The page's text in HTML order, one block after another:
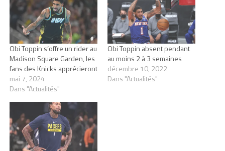
Obi Toppin s’offre un rider au
Madison Square Garden, les
fans des Knicks apprécieront
mai 7, 2024
Dans "Actualités"
Obi Toppin absent pendant
au moins 2 à 3 semaines
décembre 10, 2022
Dans "Actualités"